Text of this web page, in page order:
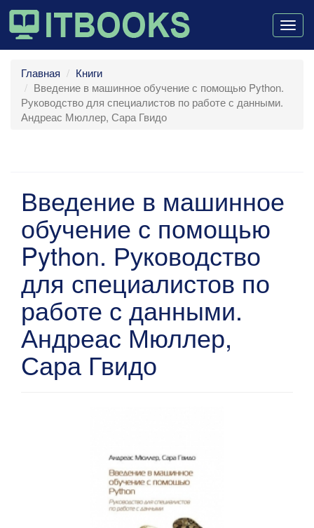
Главная
Книги
Введение в машинное обучение с помощью Python.
Руководство для специалистов по работе с данными.
Андреас Мюллер, Сара Гвидо
Введение в машинное
обучение с помощью
Python. Руководство
для специалистов по
работе с данными.
Андреас Мюллер,
Сара Гвидо